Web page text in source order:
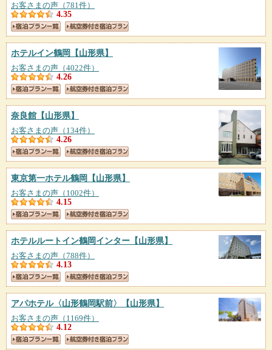
お客さまの声（781件）
4.35
ホテルイン鶴岡 【山形県】
お客さまの声（4022件）
4.26
奈良館 【山形県】
お客さまの声（134件）
4.26
東京第一ホテル鶴岡 【山形県】
お客さまの声（1002件）
4.15
ホテルルートイン鶴岡インター 【山形県】
お客さまの声（788件）
4.13
アパホテル〈山形鶴岡駅前〉 【山形県】
お客さまの声（1169件）
4.12